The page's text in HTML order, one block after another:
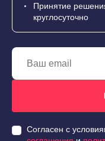
Принятие
круглосуточно
Согласен с